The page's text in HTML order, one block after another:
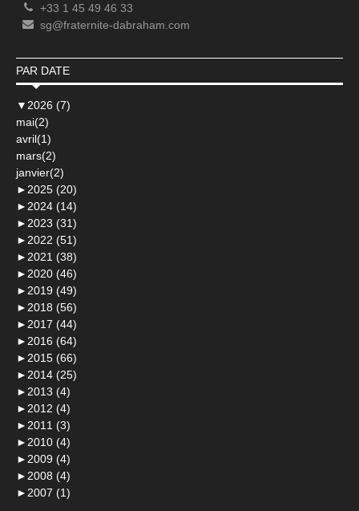
+33 1 45 49 46 33
sg@fraternite-dabraham.com
PAR DATE
▼ 2026 (7)
mai(2)
avril(1)
mars(2)
janvier(2)
► 2025 (20)
► 2024 (14)
► 2023 (31)
► 2022 (51)
► 2021 (38)
► 2020 (46)
► 2019 (49)
► 2018 (56)
► 2017 (44)
► 2016 (64)
► 2015 (66)
► 2014 (25)
► 2013 (4)
► 2012 (4)
► 2011 (3)
► 2010 (4)
► 2009 (4)
► 2008 (4)
► 2007 (1)